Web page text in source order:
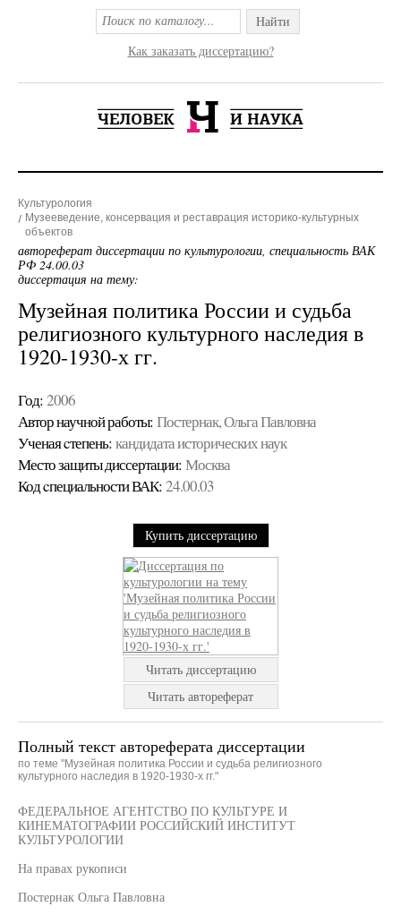
Найти
Как заказать диссертацию?
Культурология
Музееведение, консервация и реставрация историко-культурных
объектов
автореферат диссертации по культурологии, специальность ВАК
РФ 24.00.03
диссертация на тему:
Музейная политика России и судьба
религиозного культурного наследия в
1920-1930-х гг.
Год: 2006
Автор научной работы: Постернак, Ольга Павловна
Ученая cтепень: кандидата исторических наук
Место защиты диссертации: Москва
Код cпециальности ВАК: 24.00.03
Купить диссертацию
Читать диссертацию
Читать автореферат
Полный текст автореферата диссертации
по теме "Музейная политика России и судьба религиозного
культурного наследия в 1920-1930-х гг."
ФЕДЕРАЛЬНОЕ АГЕНТСТВО ПО КУЛЬТУРЕ И
КИНЕМАТОГРАФИИ РОССИЙСКИЙ ИНСТИТУТ
КУЛЬТУРОЛОГИИ
На правах рукописи
Постернак Ольга Павловна